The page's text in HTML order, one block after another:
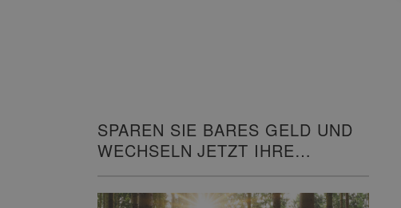
SPAREN SIE BARES GELD UND
WECHSELN JETZT IHRE